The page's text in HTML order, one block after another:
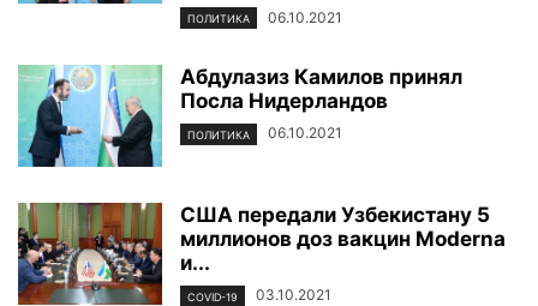
ПОЛИТИКА 06.10.2021
Абдулазиз Камилов принял
Посла Нидерландов
ПОЛИТИКА 06.10.2021
США передали Узбекистану 5
миллионов доз вакцин Moderna
и...
COVID-19 03.10.2021